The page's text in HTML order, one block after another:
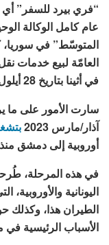
“فري بيرد للسفر”
عام كامل الوكالة
المتوسّط” في سوريا،
العامّة لبيع خدمات
في أثينا بتاريخ 28 أيلول/ سبتمبر 2022.
آذار/مارس 2023
أوروبية إلى دمشق منذ
في هذه المرحلة،
اليونانية
الطيران هذا، وكذلك
الأسباب الرئيسية في